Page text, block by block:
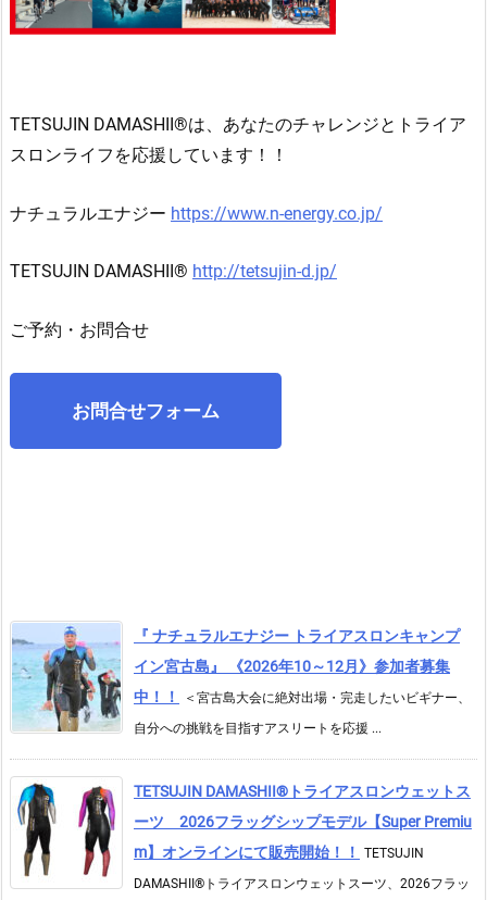
TETSUJIN DAMASHII®︎は、 あなたのチャレンジとトライア
スロンライフを応援しています！！
ナチュラルエナジー https://www.n-energy.co.jp/
TETSUJIN DAMASHII® http://tetsujin-d.jp/
ご予約・お問合せ
お問合せフォーム
『 ナチュラルエナジー トライアスロンキャンプ
イン宮古島』 《2026年10～12月》参加者募集
中！！
＜宮古島大会に絶対出場・完走したいビギナー、
自分への挑戦を目指すアスリートを応援 ...
TETSUJIN DAMASHII®︎トライアスロンウェットス
ーツ 2026フラッグシップモデル【Super Premiu
m】オンラインにて販売開始！！
TETSUJIN
DAMASHII®トライアスロンウェットスーツ、2026フラッ